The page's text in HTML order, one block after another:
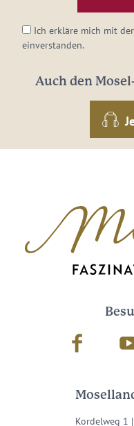
Ich erkläre mich mit der
einverstanden.
Auch den
Facebook
Kordelweg 1